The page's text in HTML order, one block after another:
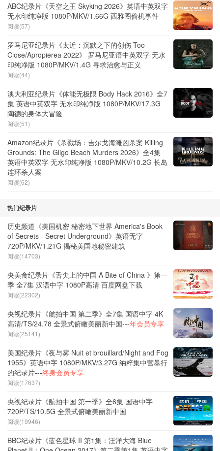
ABC纪录片《天空之王 Skyking 2026》英语中英双字
无水印纯净版 1080P/MKV/1.66G 西雅图偷机事件
阅读(57)
罗马尼亚纪录片《太近：沉默之下的创伤 Too
Close/Apropierea 2022》 罗马尼亚语中英双字 无水
印纯净版 1080P/MKV/1.4G 寻求治愈与正义
阅读(44)
澳大利亚纪录片《体能无极限 Body Hack 2016》全7
集 英语中英双字 无水印纯净版 1080P/MKV/17.3G
陶德的身体大冒险
阅读(51)
Amazon纪录片《杀戮场：吉尔戈海滩凶杀案 Killing
Grounds: The Gilgo Beach Murders 2026》全4集
英语中英双字 无水印纯净版 1080P/MKV/10.2G 长岛
连环杀人案
阅读(62)
热门纪录片
历史频道《美国机密 秘密地下世界 America's Book
of Secrets - Secret Underground》英语无字
720P/MKV/1.21G 揭秘美国地秘密建筑
阅读(14703)
央美食纪录片《舌尖上的中国 A Bite of China 》第一
季 全7集 汉语中字 1080P高清 百度网盘下载
阅读(22302)
央视纪录片《航拍中国 第二季》全7集 国语中字 4K
高清/TS/24.78 全景式俯瞰美丽新中国---年会员专享
阅读(25141)
美国纪录片《夜与雾 Nuit et brouillard/Night and Fog
1955》英语中字 1080P/MKV/3.27G 纳粹集中营暴行
的纪录片---终身会员专享
阅读(17637)
央视纪录片《航拍中国 第一季》全6集 国语中字
720P/TS/10.5G 全景式俯瞰美丽新中国
阅读(19946)
BBC纪录片《蓝色星球 II 第1集：汪洋大海 Blue